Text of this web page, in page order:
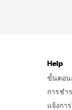
Help
ขั้นตอน
การชำ
แจ้งกา